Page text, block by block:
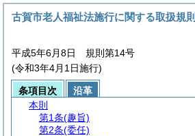
古賀市老人福祉法施行に関する取扱規則
平成5年6月8日 規則第14号
(令和3年4月1日施行)
条項目次
沿革
本則
第1条(趣旨)
第2条(委任)